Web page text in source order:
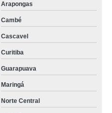
Arapongas
Cambé
Cascavel
Curitiba
Guarapuava
Maringá
Norte Central